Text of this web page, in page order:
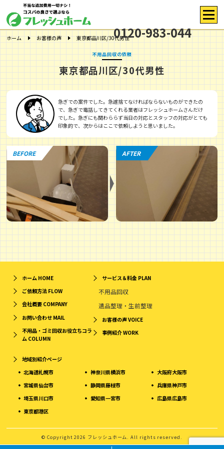
0120-983-044
ホーム お客様の声 東京都品川区/30代男性
不用品回収の依頼
東京都品川区/30代男性
急ぎでの案件でした。急遽捨てなければならないものができたの
で、急ぎで電話してきてくれる業者はフレッシュホームさんだけ
でした。急ぎにも関わららず当日の対応とスタッフの対応がとても
印象的で、次からはここで依頼しようと思いました。
BEFORE AFTER
ホーム HOME
ご依頼方法 FLOW
会社概要 COMPANY
お問い合わせ MAIL
不用品・ゴミ回収お役立ちコラ
ム COLUMN
サービス＆料金 PLAN
不用品回収
遺品整理・生前整理
お客様の声VOICE
事例紹介WORK
地域別紹介ページ
北海道札幌市
宮城県仙台市
埼玉県川口市
東京都港区
神奈川県横浜市
静岡県藤枝市
愛知県一宮市
大阪府大阪市
兵庫県神戸市
広島県広島市
© Copyright 2026 フレッシュホーム. All rights reserved.